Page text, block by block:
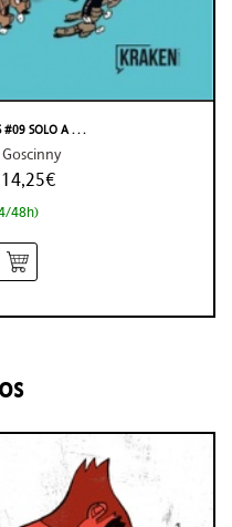
#09 SOLO A . . .
14,25€
48h)